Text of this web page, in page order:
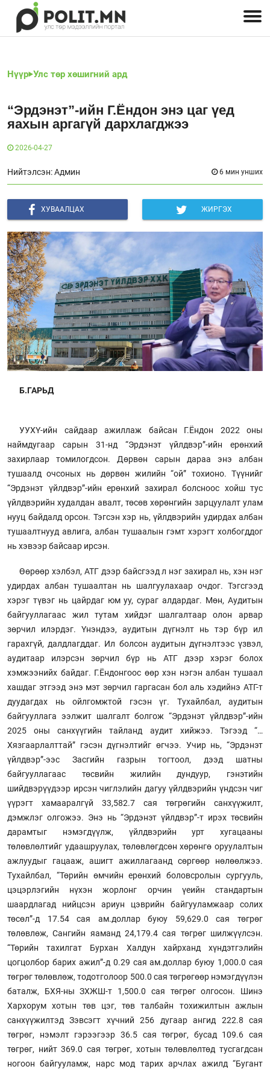
Нүүр Улс төр хөшигний ард
“Эрдэнэт”-ийн Г.Ёндон энэ цаг үед
яахын аргагүй дархлагджээ
2026-04-27
Нийтэлсэн: Админ 6 мин унших
ХУВААЛЦАХ ЖИРГЭХ
Б.ГАРЬД
УУХҮ-ийн сайдаар ажиллаж байсан Г.Ёндон 2022 оны
наймдугаар сарын 31-нд “Эрдэнэт үйлдвэр”-ийн ерөнхий
захирлаар томилогдсон. Дөрвөн сарын дараа энэ албан
тушаалд очсоных нь дөрвөн жилийн “ой” тохионо. Түүнийг
“Эрдэнэт үйлдвэр”-ийн ерөнхий захирал болсноос хойш тус
үйлдвэрийн худалдан авалт, төсөв хөрөнгийн зарцуулалт улам
нууц байдалд орсон. Тэгсэн хэр нь, үйлдвэрийн удирдах албан
тушаалтнууд авлига, албан тушаалын гэмт хэрэгт холбогддог
нь хэвээр байсаар ирсэн.
Өөрөөр хэлбэл, АТГ дээр байсгээд л нэг захирал нь, хэн нэг
удирдах албан тушаалтан нь шалгуулахаар очдог. Тэгсгээд
хэрэг түвэг нь цайрдаг юм уу, сураг алдардаг. Мөн, Аудитын
байгууллагаас жил тутам хийдэг шалгалтаар олон арвар
зөрчил илэрдэг. Үнэндээ, аудитын дүгнэлт нь тэр бүр ил
гарахгүй, далдлагддаг. Ил болсон аудитын дүгнэлтээс үзвэл,
аудитаар илэрсэн зөрчил бүр нь АТГ дээр хэрэг болох
хэмжээнийх байдаг. Г.Ёндонгоос өөр хэн нэгэн албан тушаал
хашдаг этгээд энэ мэт зөрчил гаргасан бол аль хэдийнэ АТГ-т
дуудагдах нь ойлгомжтой гэсэн үг. Тухайлбал, аудитын
байгууллага ээлжит шалгалт болгож “Эрдэнэт үйлдвэр”-ийн
2025 оны санхүүгийн тайланд аудит хийжээ. Тэгээд “…
Хязгаарлалттай” гэсэн дүгнэлтийг өгчээ. Учир нь, “Эрдэнэт
үйлдвэр”-ээс Засгийн газрын тогтоол, дээд шатны
байгууллагаас төсвийн жилийн дундуур, гэнэтийн
шийдвэрүүдээр ирсэн чиглэлийн дагуу үйлдвэрийн үндсэн чиг
үүрэгт хамааралгүй 33,582.7 сая төгрөгийн санхүүжилт,
дэмжлэг олгожээ. Энэ нь “Эрдэнэт үйлдвэр”-т ирэх төсвийн
дарамтыг нэмэгдүүлж, үйлдвэрийн урт хугацааны
төлөвлөлтийг удаашруулах, төлөвлөгдсөн хөрөнгө оруулалтын
ажлуудыг гацааж, ашигт ажиллагаанд сөргөөр нөлөөлжээ.
Тухайлбал, “Төрийн өмчийн ерөнхий боловсролын сургууль,
цэцэрлэгийн нүхэн жорлонг орчин үеийн стандартын
шаардлагад нийцсэн ариун цэврийн байгууламжаар солих
төсөл”-д 17.54 сая ам.доллар буюу 59,629.0 сая төгрөг
төлөвлөж, Сангийн яаманд 24,179.4 сая төгрөг шилжүүлсэн.
“Төрийн тахилгат Бурхан Халдун хайрханд хүндэтгэлийн
цогцолбор барих ажил”-д 0.29 сая ам.доллар буюу 1,000.0 сая
төгрөг төлөвлөж, тодотголоор 500.0 сая төгрөгөөр нэмэгдүүлэн
баталж, БХЯ-ны ЗХЖШ-т 1,500.0 сая төгрөг олгосон. Шинэ
Хархорум хотын төв цэг, төв талбайн тохижилтын ажлын
санхүүжилтэд Зэвсэгт хүчний 256 дугаар ангид 222.8 сая
төгрөг, нэмэлт гэрээгээр 36.5 сая төгрөг, бусад 109.6 сая
төгрөг, нийт 369.0 сая төгрөг, хотын төлөвлөлтөд тусгагдсан
ногоон байгууламж, нарс мод тарих арчлах ажилд “Бугант